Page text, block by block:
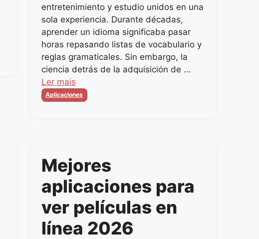
entretenimiento y estudio unidos en una
sola experiencia. Durante décadas,
aprender un idioma significaba pasar
horas repasando listas de vocabulario y
reglas gramaticales. Sin embargo, la
ciencia detrás de la adquisición de …
Ler mais
Categorias
Aplicaciones
Mejores
aplicaciones para
ver películas en
línea 2026